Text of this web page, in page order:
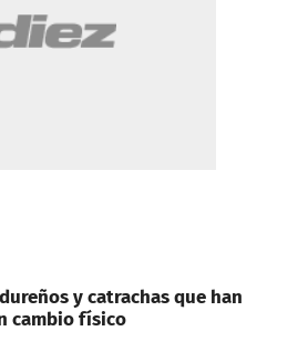
y catrachas que han
cambio físico